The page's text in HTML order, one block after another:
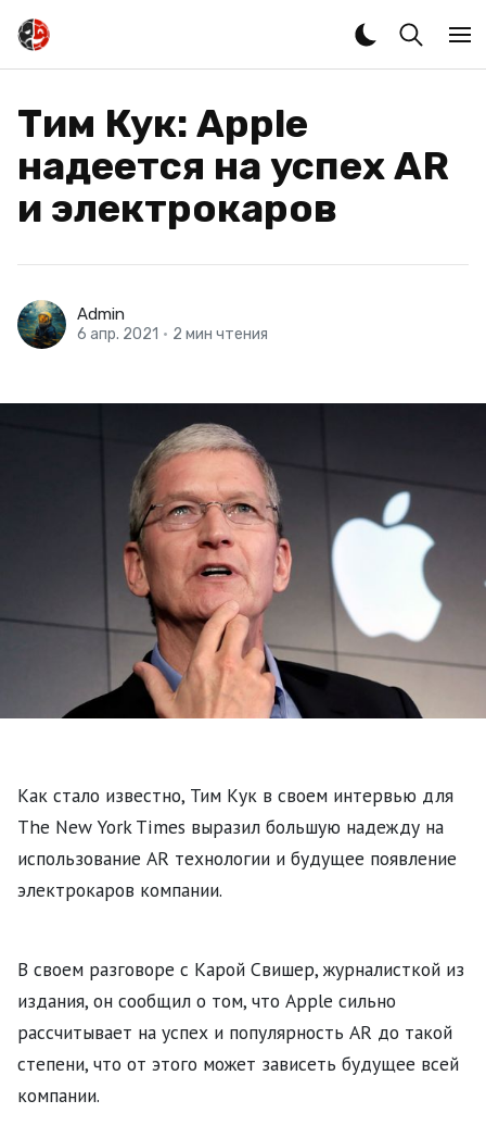
Тим Кук: Apple
надеется на успех AR
и электрокаров
Admin
6 апр. 2021 • 2 мин чтения
Как стало известно, Тим Кук в своем интервью для
The New York Times выразил большую надежду на
использование AR технологии и будущее появление
электрокаров компании.
В своем разговоре с Карой Свишер, журналисткой из
издания, он сообщил о том, что Apple сильно
рассчитывает на успех и популярность AR до такой
степени, что от этого может зависеть будущее всей
компании.